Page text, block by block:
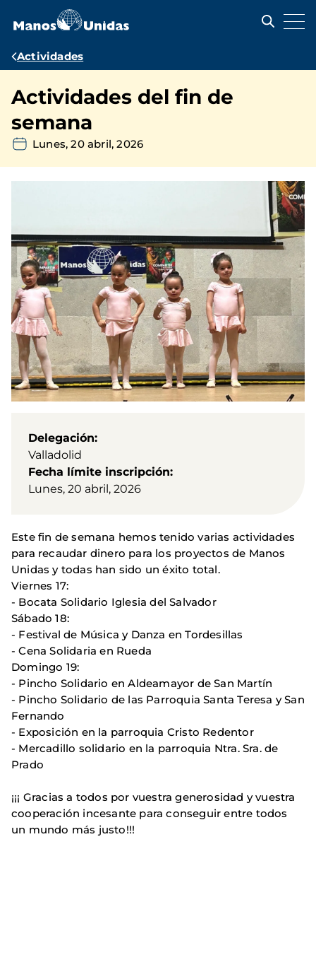
contenido
Ruta
navegación
Actividades
Actividades del fin de
semana
Lunes, 20 abril, 2026
Delegación
Valladolid
Fecha límite inscripción
Lunes, 20 abril, 2026
Este fin de semana hemos tenido varias actividades
para recaudar dinero para los proyectos de Manos
Unidas y todas han sido un éxito total.
Viernes 17:
- Bocata Solidario Iglesia del Salvador
Sábado 18:
- Festival de Música y Danza en Tordesillas
- Cena Solidaria en Rueda
Domingo 19:
- Pincho Solidario en Aldeamayor de San Martín
- Pincho Solidario de las Parroquia Santa Teresa y San
Fernando
- Exposición en la parroquia Cristo Redentor
- Mercadillo solidario en la parroquia Ntra. Sra. de
Prado
¡¡¡ Gracias a todos por vuestra generosidad y vuestra
cooperación incesante para conseguir entre todos
un mundo más justo!!!